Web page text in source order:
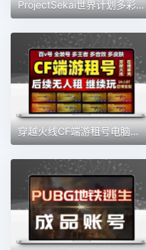
ProjectSekai世界计划多彩舞台初始PJSK三丽鸥fes组合自抽自选号
穿越火线CF端游租号电脑版账号出租可排位爆破生化6烈6盘幻神白虎